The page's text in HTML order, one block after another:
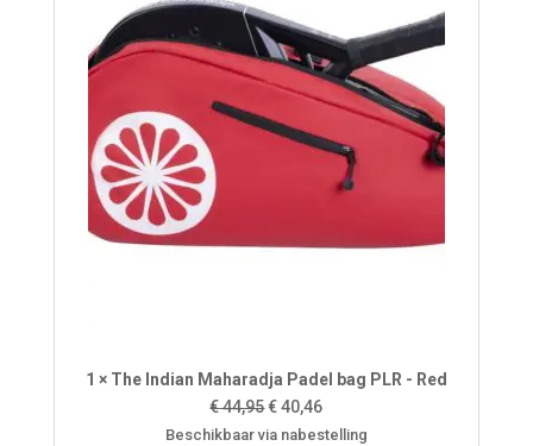
1 × The Indian Maharadja Padel bag PLR - Red
€44,95Oorspronkelijke
prijs
€40,46Huidige
prijs
Beschikbaar via nabestelling